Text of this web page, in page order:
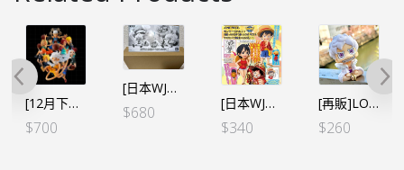
[12月下旬][日本魂限]海賊王 X NBA 聯名 WCF 一套10款 [全數HK$1400/訂金$700]
$700
[日本WJ應募限定] WCF 第5彈 Ⓐ路飛 尼卡覺醒形態 (2個SET)
$680 [日本WJ應募限定] WCF 第6彈 路飛＆女路飛 (2個SET)[日版]
$340
[再販]LOOK UP ONE PIECE 路飛五檔尼卡 （行版）
$260